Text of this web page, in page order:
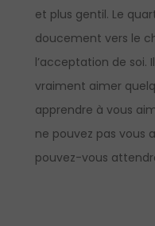
et plus gentil. Le
doucement vers le
l’acceptation de soi.
vraiment aimer
apprendre à vous
ne pouvez pas
pouvez-vous